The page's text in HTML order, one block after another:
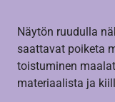
Näytön ruudulla
saattavat poiketa
toistuminen
materiaalista ja